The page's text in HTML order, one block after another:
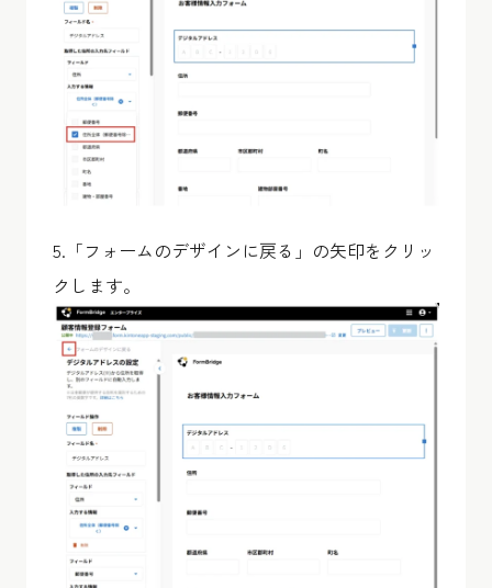
5.「フォームのデザインに戻る」の矢印をクリッ
クします。